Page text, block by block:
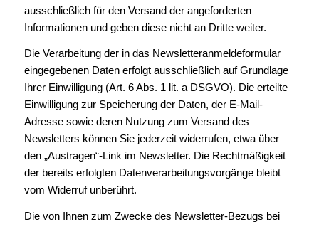
ausschließlich für den Versand der angeforderten
Informationen und geben diese nicht an Dritte weiter.
Die Verarbeitung der in das Newsletteranmeldeformular
eingegebenen Daten erfolgt ausschließlich auf Grundlage
Ihrer Einwilligung (Art. 6 Abs. 1 lit. a DSGVO). Die erteilte
Einwilligung zur Speicherung der Daten, der E-Mail-
Adresse sowie deren Nutzung zum Versand des
Newsletters können Sie jederzeit widerrufen, etwa über
den „Austragen“-Link im Newsletter. Die Rechtmäßigkeit
der bereits erfolgten Datenverarbeitungsvorgänge bleibt
vom Widerruf unberührt.
Die von Ihnen zum Zwecke des Newsletter-Bezugs bei